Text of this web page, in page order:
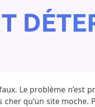
Le problème
qu’un site